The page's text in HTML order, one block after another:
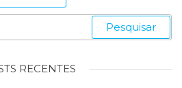
RECENTES